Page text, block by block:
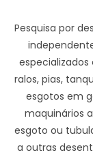
Pesquisa por
ralos, pias,
esgotos em
maquinários
esgoto ou
a outras